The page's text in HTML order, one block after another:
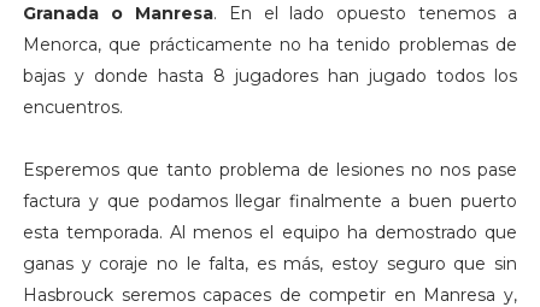
Granada o Manresa. En el lado opuesto tenemos a
Menorca, que prácticamente no ha tenido problemas de
bajas y donde hasta 8 jugadores han jugado todos los
encuentros.
Esperemos que tanto problema de lesiones no nos pase
factura y que podamos llegar finalmente a buen puerto
esta temporada. Al menos el equipo ha demostrado que
ganas y coraje no le falta, es más, estoy seguro que sin
Hasbrouck seremos capaces de competir en Manresa y,